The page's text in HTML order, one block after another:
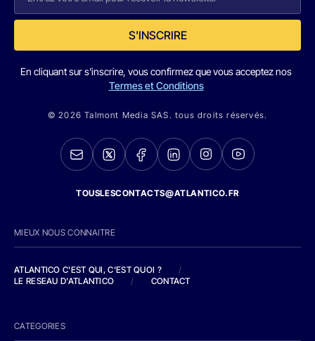
S'INSCRIRE
En cliquant sur s'inscrire, vous confirmez que vous acceptez nos
Termes et Conditions
© 2026 Talmont Media SAS. tous droits réservés.
TOUSLESCONTACTS@ATLANTICO.FR
MIEUX NOUS CONNAITRE
ATLANTICO C'EST QUI, C'EST QUOI ?
/
LE RESEAU D'ATLANTICO
/ CONTACT
CATEGORIES